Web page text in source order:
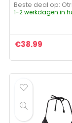
Beste deal op:
1-2 werkdagen in
€38.99